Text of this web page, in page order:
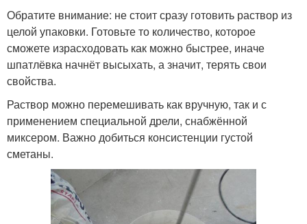
Обратите внимание: не стоит сразу готовить раствор из
целой упаковки. Готовьте то количество, которое
сможете израсходовать как можно быстрее, иначе
шпатлёвка начнёт высыхать, а значит, терять свои
свойства.
Раствор можно перемешивать как вручную, так и с
применением специальной дрели, снабжённой
миксером. Важно добиться консистенции густой
сметаны.